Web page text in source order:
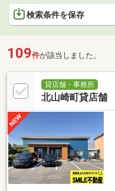
検索条件を保存
109件が該当しました。
貸店舗・事務所
北山崎町貸店舗